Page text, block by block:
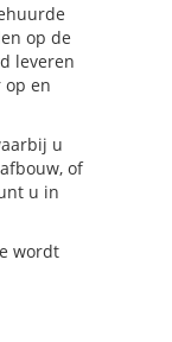
op de
leveren
en
u
of
u in
wordt